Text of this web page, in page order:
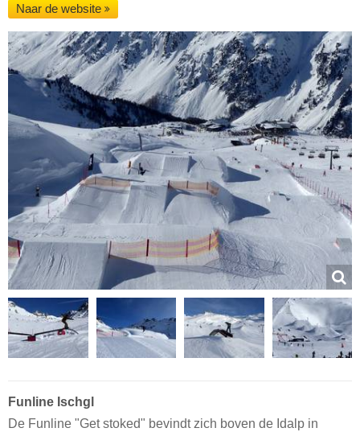
Naar de website
Funline Ischgl
De Funline "Get stoked" bevindt zich boven de Idalp in